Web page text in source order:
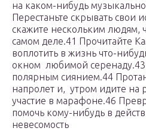
на каком-нибудь
Перестаньте скрывать свои
скажите нескольким людям,
самом деле.41 Прочитайте
воплотить в жизнь что-
окном любимой
полярным сиянием.44
напролет и, утром идите на
участие в марафоне.46
помочь кому-нибудь в
невесомость